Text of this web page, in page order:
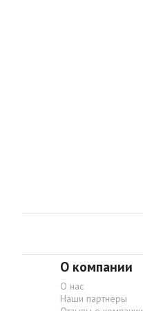
О компании
О нас
Наши партнеры